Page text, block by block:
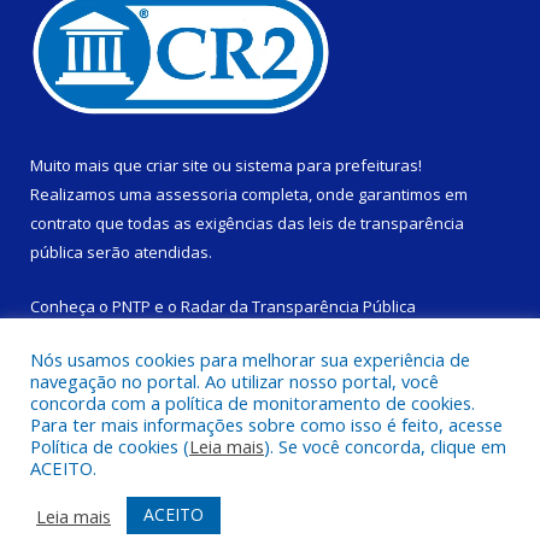
Muito mais que criar site ou sistema para prefeituras!
Realizamos uma assessoria completa, onde garantimos em
contrato que todas as exigências das leis de transparência
pública serão atendidas.
Conheça o PNTP e o Radar da Transparência Pública
Todos os direitos reservados a Câmara Municipal de São
Domingos do Capim.
Mapa do Site
Acessar Área Administrativa
Nós usamos cookies para melhorar sua experiência de
navegação no portal. Ao utilizar nosso portal, você
concorda com a política de monitoramento de cookies.
Para ter mais informações sobre como isso é feito, acesse
Política de cookies (Leia mais). Se você concorda, clique em
ACEITO.
Leia mais
ACEITO